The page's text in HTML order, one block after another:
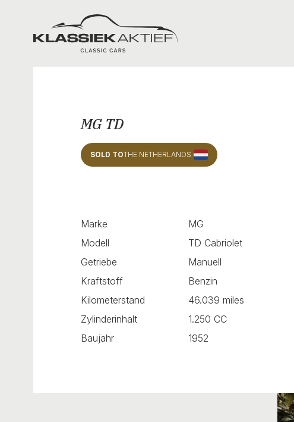
Klassiek Aktief
MG TD
SOLD TOTHE NETHERLANDS
Marke
MG
Modell
TD Cabriolet
Getriebe
Manuell
Kraftstoff
Benzin
Kilometerstand
46.039 miles
Zylinderinhalt
1.250 CC
Baujahr
1952